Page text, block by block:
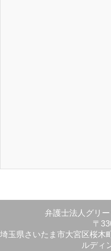
弁護士法人グリ
〒
埼玉県さいたま市大宮区桜木
ルディ